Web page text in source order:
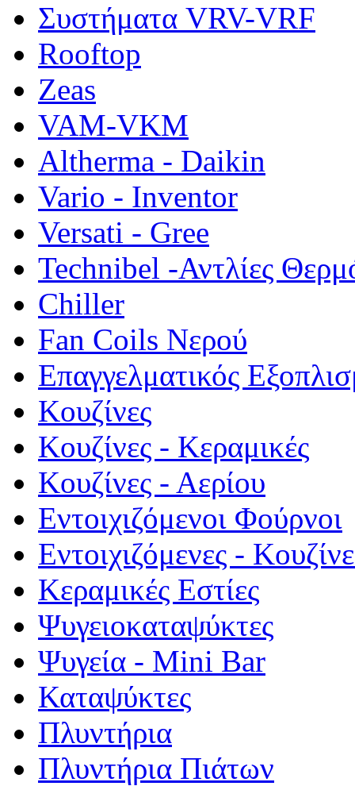
Συστήματα VRV-VRF
Rooftop
Zeas
VAM-VKM
Altherma - Daikin
Vario - Inventor
Versati - Gree
Technibel -Αντλίες
Chiller
Fan Coils Νερού
Επαγγελματικός
Κουζίνες
Κουζίνες - Κεραμικές
Κουζίνες - Αερίου
Εντοιχιζόμενοι Φούρνοι
Εντοιχιζόμενες -
Κεραμικές Εστίες
Ψυγειοκαταψύκτες
Ψυγεία - Mini Bar
Καταψύκτες
Πλυντήρια
Πλυντήρια Πιάτων